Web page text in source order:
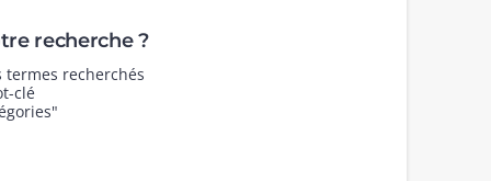
recherche ?
recherchés
clé